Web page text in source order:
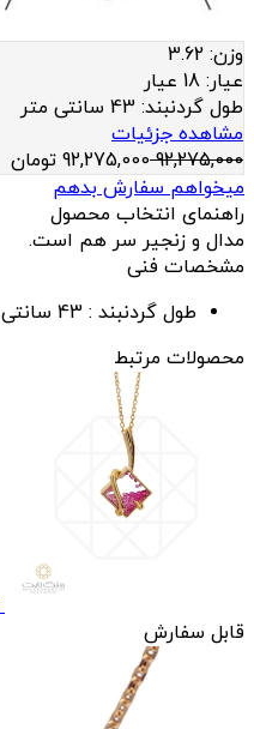
وزن: 3.62
عيار: 18 عیار
طول گردنبند: 43 سانتی متر
مشاهده جزئیات
92,275,000
92,275,000 تومان
میخواهم سفارش بدهم
راهنمای انتخاب محصول
مدال و زنجیر سر هم است.
مشخصات فنی
طول گردنبند : 43 سانتی متر
محصولات مرتبط
قابل سفارش